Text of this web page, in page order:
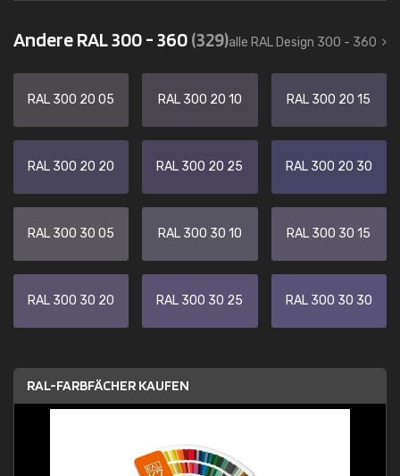
Andere RAL 300 - 360(329)alle RAL Design 300 - 360
RAL 300 20 05 RAL 300 20 10 RAL 300 20 15
RAL 300 20 20 RAL 300 20 25 RAL 300 20 30
RAL 300 30 05 RAL 300 30 10 RAL 300 30 15
RAL 300 30 20 RAL 300 30 25 RAL 300 30 30
RAL-FARBFÄCHER KAUFEN